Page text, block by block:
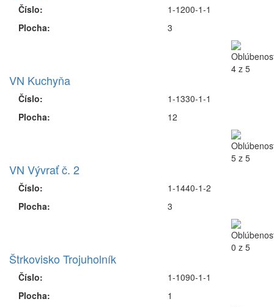
Číslo:
Plocha:
1-1200-1-1
3
VN Kuchyňa
Číslo:
Plocha:
1-1330-1-1
12
VN Vývrať č. 2
Číslo:
Plocha:
1-1440-1-2
3
Štrkovisko Trojuholník
Číslo:
Plocha:
1-1090-1-1
1